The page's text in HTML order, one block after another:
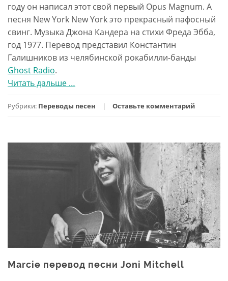
году он написал этот свой первый Opus Magnum. А
песня New York New York это прекрасный пафосный
свинг. Музыка Джона Кандера на стихи Фреда Эбба,
год 1977. Перевод представил Константин
Галишников из челябинской рокабилли-банды
Ghost Radio.
Читать дальше проПеревод
New
York
…
Рубрики: Переводы песен Оставьте комментарий
Marcie перевод песни Joni Mitchell